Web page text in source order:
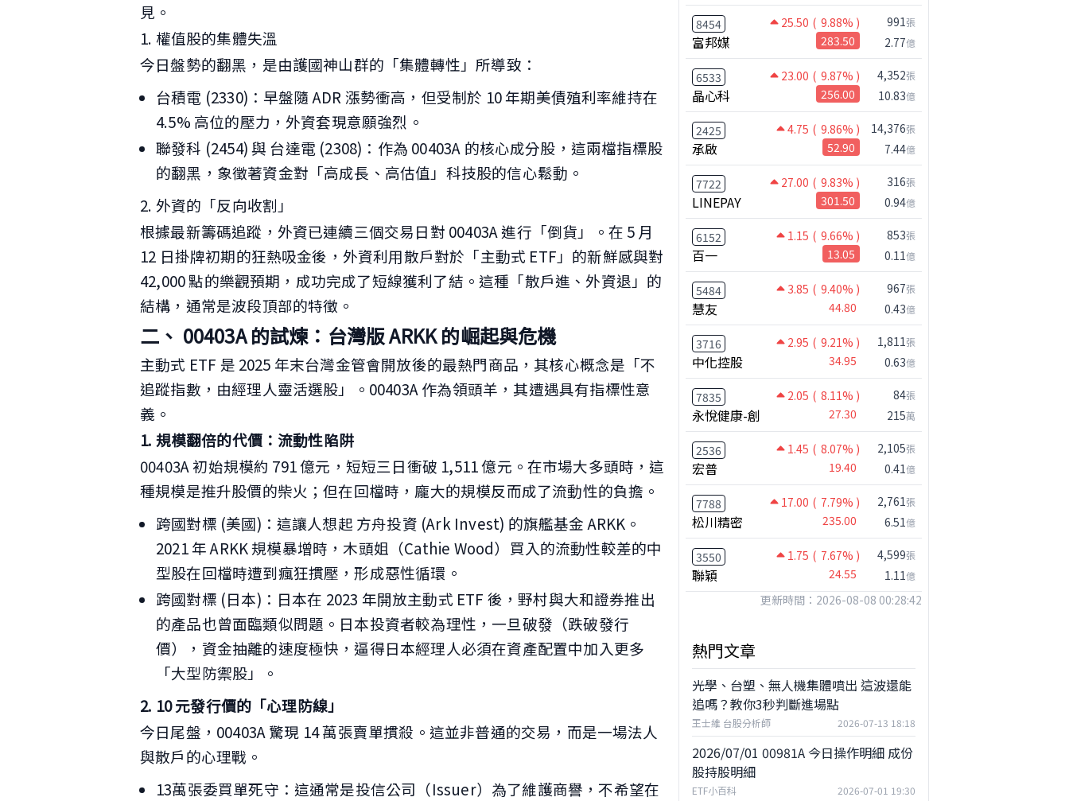
見。
1. 權值股的集體失溫
今日盤勢的翻黑，是由護國神山群的「集體轉性」所導致：
台積電 (2330)：早盤隨 ADR 漲勢衝高，但受制於 10 年期美債殖利率維持在
4.5% 高位的壓力，外資套現意願強烈。
聯發科 (2454) 與 台達電 (2308)：作為 00403A 的核心成分股，這兩檔指標股
的翻黑，象徵著資金對「高成長、高估值」科技股的信心鬆動。
2. 外資的「反向收割」
根據最新籌碼追蹤，外資已連續三個交易日對 00403A 進行「倒貨」。在 5 月
12 日掛牌初期的狂熱吸金後，外資利用散戶對於「主動式 ETF」的新鮮感與對
42,000 點的樂觀預期，成功完成了短線獲利了結。這種「散戶進、外資退」的
結構，通常是波段頂部的特徵。
二、 00403A 的試煉：台灣版 ARKK 的崛起與危機
主動式 ETF 是 2025 年末台灣金管會開放後的最熱門商品，其核心概念是「不
追蹤指數，由經理人靈活選股」。00403A 作為領頭羊，其遭遇具有指標性意
義。
1. 規模翻倍的代價：流動性陷阱
00403A 初始規模約 791 億元，短短三日衝破 1,511 億元。在市場大多頭時，這
種規模是推升股價的柴火；但在回檔時，龐大的規模反而成了流動性的負擔。
跨國對標 (美國)：這讓人想起 方舟投資 (Ark Invest) 的旗艦基金 ARKK。
2021 年 ARKK 規模暴增時，木頭姐（Cathie Wood）買入的流動性較差的中
型股在回檔時遭到瘋狂摜壓，形成惡性循環。
跨國對標 (日本)：日本在 2023 年開放主動式 ETF 後，野村與大和證券推出
的產品也曾面臨類似問題。日本投資者較為理性，一旦破發（跌破發行
價），資金抽離的速度極快，逼得日本經理人必須在資產配置中加入更多
「大型防禦股」。
2. 10 元發行價的「心理防線」
今日尾盤，00403A 驚現 14 萬張賣單摜殺。這並非普通的交易，而是一場法人
與散戶的心理戰。
13萬張委買單死守：這通常是投信公司（Issuer）為了維護商譽，不希望在
8454 25.50 ( 9.88% )
富邦媒 283.50
991張
2.77億
6533 23.00 ( 9.87% )
晶心科 256.00
4,352張
10.83億
2425 4.75 ( 9.86% )
承啟 52.90
14,376張
7.44億
7722 27.00 ( 9.83% )
LINEPAY 301.50
316張
0.94億
6152 1.15 ( 9.66% )
百一 13.05
853張
0.11億
5484 3.85 ( 9.40% )
慧友 44.80
967張
0.43億
3716 2.95 ( 9.21% )
中化控股 34.95
1,811張
0.63億
7835 2.05 ( 8.11% )
永悅健康-創 27.30
84張
215萬
2536 1.45 ( 8.07% )
宏普 19.40
2,105張
0.41億
7788 17.00 ( 7.79% )
松川精密 235.00
2,761張
6.51億
3550 1.75 ( 7.67% )
聯穎 24.55
4,599張
1.11億
更新時間：2026-08-08 00:28:42
熱門文章
光學、台塑、無人機集體噴出 這波還能
追嗎？教你3秒判斷進場點
王士維 台股分析師 2026-07-13 18:18
2026/07/01 00981A 今日操作明細 成份
股持股明細
ETF小百科 2026-07-01 19:30